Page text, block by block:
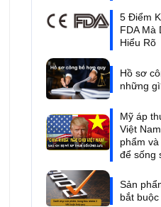
5 Điểm
FDA Mà
Hiểu Rõ
Hồ sơ
những
Mỹ áp
Việt
phẩm
để sống
Sản
bắt